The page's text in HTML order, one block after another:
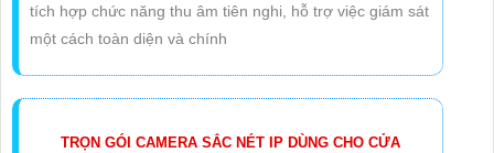
tích hợp chức năng thu âm tiên nghi, hỗ trợ việc giám sát
một cách toàn diện và chính
TRỌN GÓI CAMERA SẮC NÉT IP DÙNG CHO CỬA